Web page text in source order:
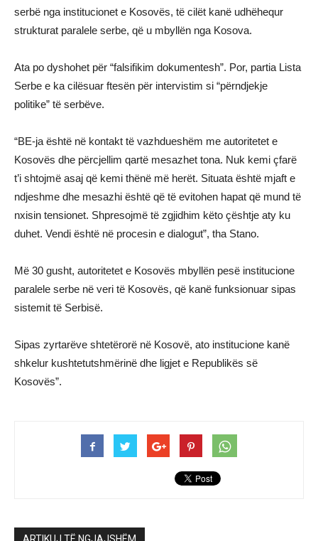
serbë nga institucionet e Kosovës, të cilët kanë udhëhequr
strukturat paralele serbe, që u mbyllën nga Kosova.
Ata po dyshohet për “falsifikim dokumentesh”. Por, partia Lista
Serbe e ka cilësuar ftesën për intervistim si “përndjekje
politike” të serbëve.
“BE-ja është në kontakt të vazhdueshëm me autoritetet e
Kosovës dhe përcjellim qartë mesazhet tona. Nuk kemi çfarë
t’i shtojmë asaj që kemi thënë më herët. Situata është mjaft e
ndjeshme dhe mesazhi është që të evitohen hapat që mund të
nxisin tensionet. Shpresojmë të zgjidhim këto çështje aty ku
duhet. Vendi është në procesin e dialogut”, tha Stano.
Më 30 gusht, autoritetet e Kosovës mbyllën pesë institucione
paralele serbe në veri të Kosovës, që kanë funksionuar sipas
sistemit të Serbisë.
Sipas zyrtarëve shtetërorë në Kosovë, ato institucione kanë
shkelur kushtetutshmërinë dhe ligjet e Republikës së
Kosovës”.